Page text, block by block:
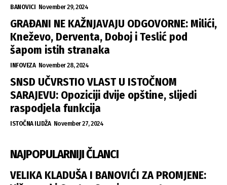
BANOVICI November 29, 2024
GRAĐANI NE KAŽNJAVAJU ODGOVORNE: Milići,
Kneževo, Derventa, Doboj i Teslić pod
šapom istih stranaka
INFOVEZA November 28, 2024
SNSD UČVRSTIO VLAST U ISTOČNOM
SARAJEVU: Opoziciji dvije opštine, slijedi
raspodjela funkcija
ISTOČNA ILIDŽA November 27, 2024
NAJPOPULARNIJI ČLANCI
VELIKA KLADUŠA I BANOVIĆI ZA PROMJENE: